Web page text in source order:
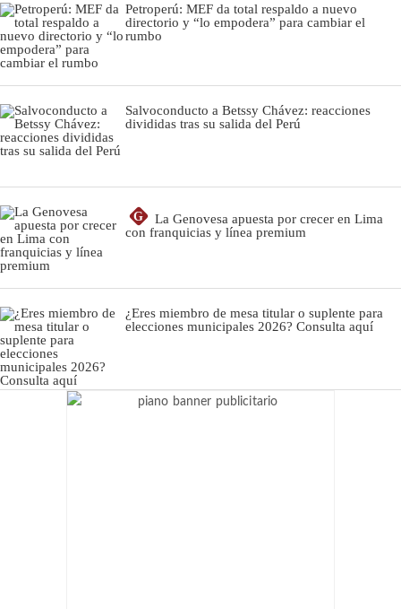
Petroperú: MEF da total respaldo a nuevo
directorio y “lo empodera” para cambiar el
rumbo
Salvoconducto a Betssy Chávez: reacciones
divididas tras su salida del Perú
G
La Genovesa apuesta por crecer en Lima
con franquicias y línea premium
¿Eres miembro de mesa titular o suplente para
elecciones municipales 2026? Consulta aquí